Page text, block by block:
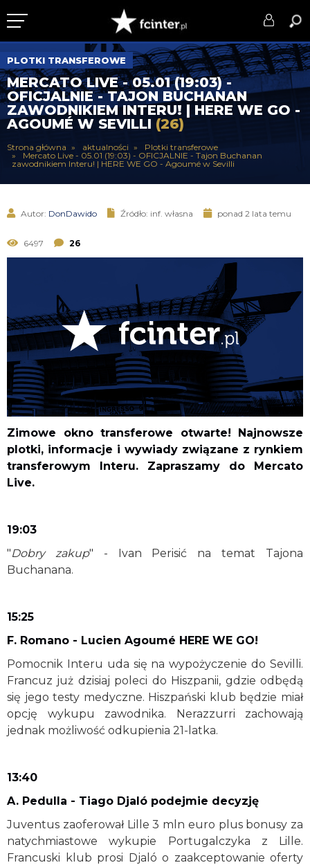
KLUB
DRUŻYNA
SERIE A
PUCHARY
SERWIS
PLOTKI TRANSFEROWE
MERCATO LIVE - 05.01 (19:03) -
OFICJALNIE - TAJON BUCHANAN
ZAWODNIKIEM INTERU! | HERE WE GO -
AGOUMÉ W SEVILLI (26)
Strona główna aktualności
Plotki transferowe
Mercato Live - 05.01 (19:03) - OFICJALNIE - Tajon Buchanan
zawodnikiem Interu! | HERE WE GO - Agoumé w Sevilli
Autor: DonDawido Źródło: inf. własna ponad 2 lata temu
6497 26
Zimowe okno transferowe otwarte! Najnowsze
plotki, informacje i wywiady związane z rynkiem
transferowym Interu. Zapraszamy do Mercato
Live.
19:03
"Dobry zakup" - Ivan Perisić na temat Tajona
Buchanana.
15:25
F. Romano - Lucien Agoumé HERE WE GO!
Pomocnik Interu uda się na wypożyczenie do Sevilli.
Francuz już dzisiaj poleci do Hiszpanii, gdzie odbędą
się jego testy medyczne. Hiszpański klub będzie miał
opcję wykupu zawodnika. Nerazzurri zachowają
jednak możliwość odkupienia 21-latka.
13:40
A. Pedulla - Tiago Djaló podejmie decyzję
Juventus zaoferował Lille 3 mln euro plus bonusy za
natychmiastowe wykupie Portugalczyka z Lille.
Francuski klub prosi Djaló o zaakceptowanie oferty